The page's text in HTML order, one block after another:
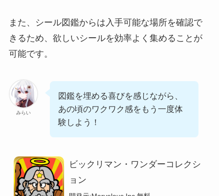
また、シール図鑑からは入手可能な場所を確認で
きるため、欲しいシールを効率よく集めることが
可能です。
みらい
図鑑を埋める喜びを感じながら、
あの頃のワクワク感をもう一度体
験しよう！
ビックリマン・ワンダーコレクシ
ョン